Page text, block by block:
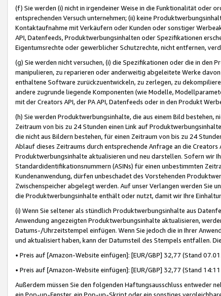
(f) Sie werden (i) nicht in irgendeiner Weise in die Funktionalität oder
entsprechenden Versuch unternehmen; (ii) keine
Kontaktaufnahme mit Verkäufern oder Kunden oder sonstiger
API, Datenfeeds, Produktwerbungsinhalten oder Spezifikationen
Eigentumsrechte oder gewerblicher Schutzrechte, nicht entfernen,
(g) Sie werden nicht versuchen, (i) die Spezifikationen oder die in
manipulieren, zu reparieren oder anderweitig abgeleitete Werke
enthaltene Software zurückzuentwickeln, zu zerlegen, zu
andere zugrunde liegende Komponenten (wie Modelle,
mit der Creators API, der PA API, Datenfeeds oder in den Produkt
(h) Sie werden Produktwerbungsinhalte, die aus einem Bild bestehen,
Zeitraum von bis zu 24 Stunden einen Link auf
die nicht aus Bildern bestehen, für einen Zeitraum von bis zu 24
Ablauf dieses Zeitraums durch entsprechende Anfrage an die
Produktwerbungsinhalte aktualisieren und neu darstellen. Sofern wir
Standardidentifikationsnummern (ASINs) für einen unbestimmten
Kundenanwendung, dürfen unbeschadet des Vorstehenden
Zwischenspeicher abgelegt werden. Auf unser Verlangen werden Sie
die Produktwerbungsinhalte enthält oder nutzt, damit wir Ihre
(i) Wenn Sie seltener als stündlich Produktwerbungsinhalte aus
Anwendung angezeigten Produktwerbungsinhalte aktualisieren,
Datums-/Uhrzeitstempel einfügen. Wenn Sie jedoch die in Ihrer
und aktualisiert haben, kann der Datumsteil des Stempels entfallen.
• Preis auf [Amazon-Website einfügen]: [EUR/GBP] 32,77 (Stand
• Preis auf [Amazon-Website einfügen]: [EUR/GBP] 32,77 (Stand
Außerdem müssen Sie den folgenden Haftungsausschluss entweder
ein Pop-up-Fenster, ein Pop-up-Skript oder ein sonstiges